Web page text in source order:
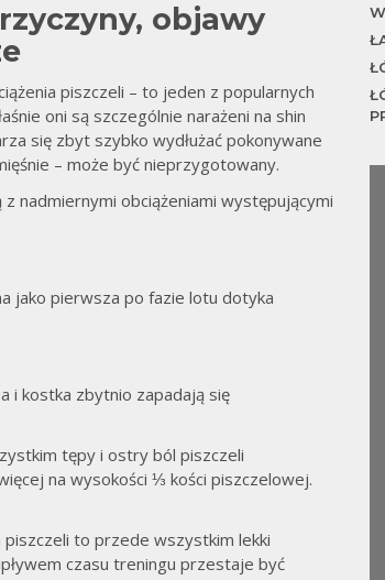
objawy
piszczeli – to jeden z popularnych
oni są szczególnie narażeni na shin
się zbyt szybko wydłużać pokonywane
– może być nieprzygotowany.
nadmiernymi obciążeniami występującymi
jako pierwsza po fazie lotu dotyka
i kostka zbytnio zapadają się
tępy i ostry ból piszczeli
na wysokości ⅓ kości piszczelowej.
to przede wszystkim lekki
czasu treningu przestaje być